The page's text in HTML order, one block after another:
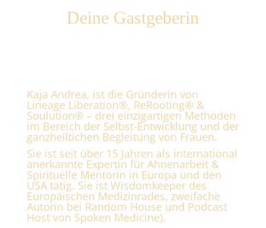
Deine Gastgeberin
Kaja Andrea, ist die Gründerin von
Lineage Liberation®, ReRooting® &
Soulution® – drei einzigartigen Methoden
im Bereich der Selbst-Entwicklung und der
ganzheiltichen Begleitung von Frauen.
Sie ist seit über 15 Jahren als international
anerkannte Expertin für Ahnenarbeit &
Spirituelle Mentorin in Europa und den
USA tätig. Sie ist Wisdomkeeper des
Europäischen Medizinrades, zweifache
Autorin bei Random House und Podcast
Host von Spoken Medicine).